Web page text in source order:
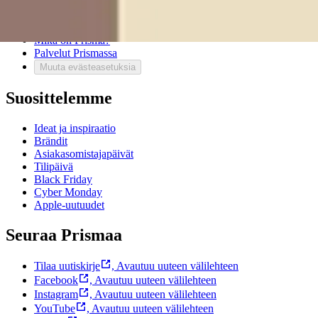
Mikä on Prisma?
Palvelut Prismassa
Muuta evästeasetuksia
Suosittelemme
Ideat ja inspiraatio
Brändit
Asiakasomistajapäivät
Tilipäivä
Black Friday
Cyber Monday
Apple-uutuudet
Seuraa Prismaa
Tilaa uutiskirje , Avautuu uuteen välilehteen
Facebook
, Avautuu uuteen välilehteen
Instagram
, Avautuu uuteen välilehteen
YouTube
, Avautuu uuteen välilehteen